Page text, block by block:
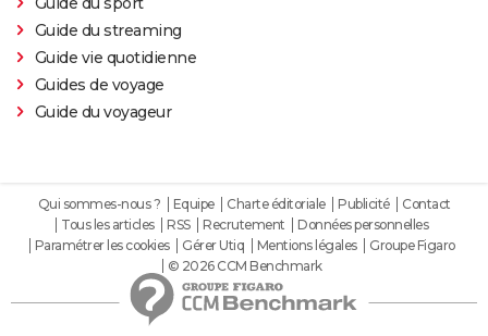
Guide du streaming
Guide vie quotidienne
Guides de voyage
Guide du voyageur
Qui sommes-nous ? Equipe Charte éditoriale Publicité
Contact
Tous les articles
RSS Recrutement
Données personnelles
Paramétrer les cookies
Gérer Utiq Mentions légales
Groupe Figaro
© 2026 CCM Benchmark